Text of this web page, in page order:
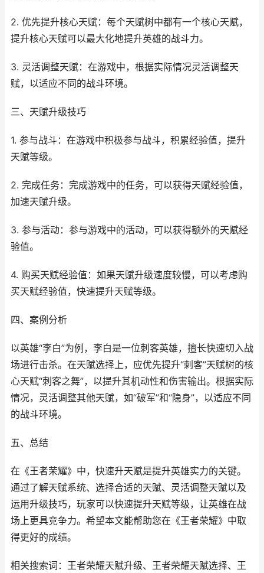
2. 优先提升核心天赋：每个天赋树中都有一个核心天赋，
提升核心天赋可以最大化地提升英雄的战斗力。
3. 灵活调整天赋：在游戏中，根据实际情况灵活调整天
赋，以适应不同的战斗环境。
三、天赋升级技巧
1. 参与战斗：在游戏中积极参与战斗，积累经验值，提升
天赋等级。
2. 完成任务：完成游戏中的任务，可以获得天赋经验值，
加速天赋升级。
3. 参与活动：参与游戏中的活动，可以获得额外的天赋经
验值。
4. 购买天赋经验值：如果天赋升级速度较慢，可以考虑购
买天赋经验值，快速提升天赋等级。
四、案例分析
以英雄“李白”为例，李白是一位刺客英雄，擅长快速切入战
场进行击杀。在天赋选择上，应优先提升“刺客”天赋树的核
心天赋“刺客之舞”，以提升其机动性和伤害输出。根据实际
情况，灵活调整其他天赋，如“破军”和“隐身”，以适应不同
的战斗环境。
五、总结
在《王者荣耀》中，快速升天赋是提升英雄实力的关键。
通过了解天赋系统、选择合适的天赋、灵活调整天赋以及
运用升级技巧，玩家可以快速提升天赋等级，让英雄在战
场上更具竞争力。希望本文能帮助您在《王者荣耀》中取
得更好的成绩。
相关搜索词：王者荣耀天赋升级、王者荣耀天赋选择、王